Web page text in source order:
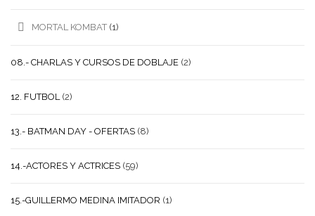
MORTAL KOMBAT (1)
08.- CHARLAS Y CURSOS DE DOBLAJE (2)
12. FUTBOL (2)
13.- BATMAN DAY - OFERTAS (8)
14.-ACTORES Y ACTRICES (59)
15.-GUILLERMO MEDINA IMITADOR (1)